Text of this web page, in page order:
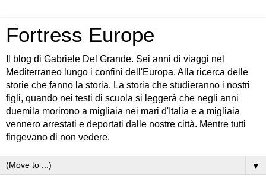
Fortress Europe
Il blog di Gabriele Del Grande. Sei anni di viaggi nel
Mediterraneo lungo i confini dell'Europa. Alla ricerca delle
storie che fanno la storia. La storia che studieranno i nostri
figli, quando nei testi di scuola si leggerà che negli anni
duemila morirono a migliaia nei mari d'Italia e a migliaia
vennero arrestati e deportati dalle nostre città. Mentre tutti
fingevano di non vedere.
▼